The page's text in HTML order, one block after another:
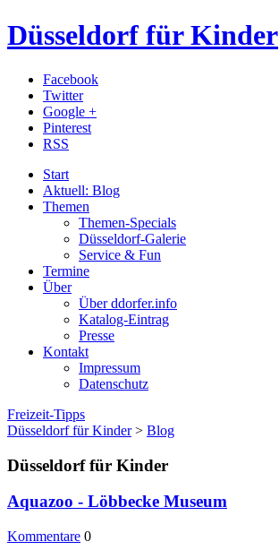
Düsseldorf für Kinder
Facebook
Twitter
Google +
Pinterest
RSS
Start
Aktuell: Blog
Themen
Themen-Specials
Düsseldorf-Galerie
Service & Fun
Termine
Über
Über ddorfer.info
Katalog-Eintrag
Presse
Kontakt
Impressum
Datenschutz
Freizeit-Tipps
Düsseldorf für Kinder> Blog
Düsseldorf für Kinder
Aquazoo - Löbbecke Museum
Kommentare 0